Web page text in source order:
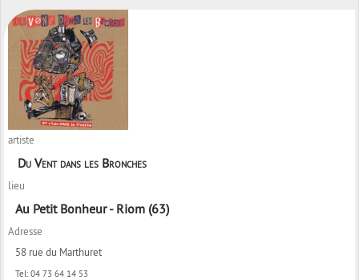
artiste
Du Vent dans les Bronches
lieu
Au Petit Bonheur - Riom (63)
Adresse
58 rue du Marthuret
Tel: 04 73 64 14 53